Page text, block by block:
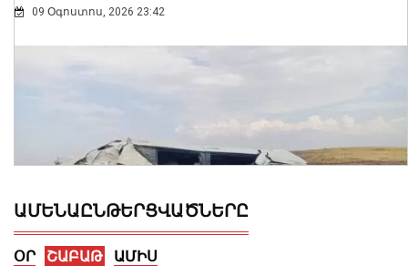
09 Օգոստոս, 2026 23:42
ԱՄԵՆԱԸՆԹԵՐՑՎԱԾՆԵՐԸ
ՕՐ ՇԱԲԱԹ ԱՄԻՍ